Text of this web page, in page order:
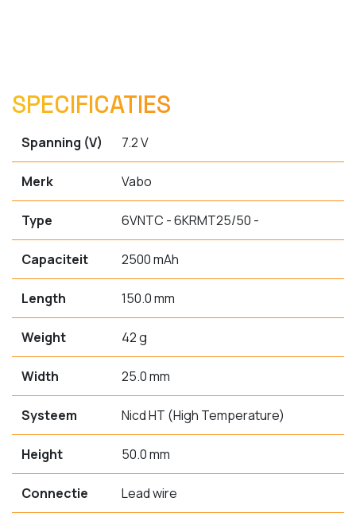
SPECIFICATIES
Spanning (V) 7.2 V
Merk Vabo
Type 6VNTC - 6KRMT25/50 -
Capaciteit 2500 mAh
Length 150.0 mm
Weight 42 g
Width 25.0 mm
Systeem Nicd HT (High Temperature)
Height 50.0 mm
Connectie Lead wire